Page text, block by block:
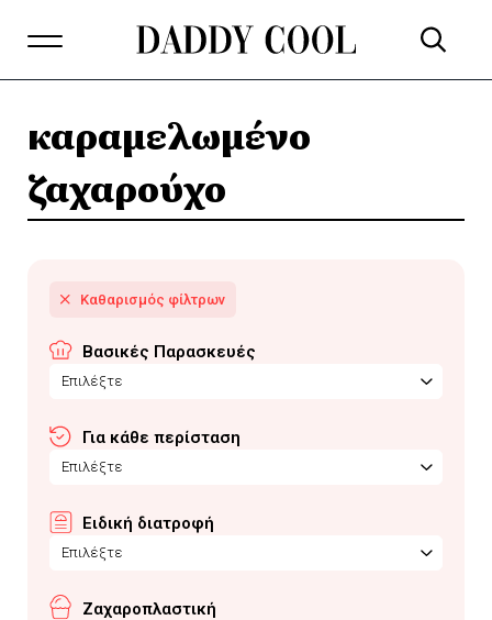
καραμελωμένο
ζαχαρούχο
Βασικές Παρασκευές
Επιλέξτε
Για κάθε περίσταση
Επιλέξτε
Ειδική διατροφή
Επιλέξτε
Ζαχαροπλαστική